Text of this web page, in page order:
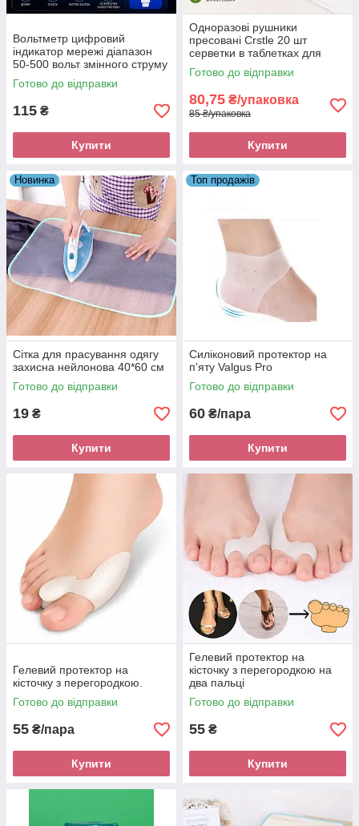
Вольтметр цифровий
індикатор мережі діапазон
50-500 вольт змінного струму
Готово до відправки
115 ₴
Купити
Одноразові рушники
пресовані Crstle 20 шт
серветки в таблетках для
подорожей обличчя тіла рук і
гігієни 100% бавовна білі
Готово до відправки
80,75 ₴/упаковка
85 ₴/упаковка
Купити
Новинка
Сітка для прасування одягу
захисна нейлонова 40*60 см
Готово до відправки
19 ₴
Купити
Топ продажів
Силіконовий протектор на
п'яту Valgus Pro
Готово до відправки
60 ₴/пара
Купити
Гелевий протектор на
кісточку з перегородкою.
Готово до відправки
55 ₴/пара
Купити
Гелевий протектор на
кісточку з перегородкою на
два пальці
Готово до відправки
55 ₴
Купити